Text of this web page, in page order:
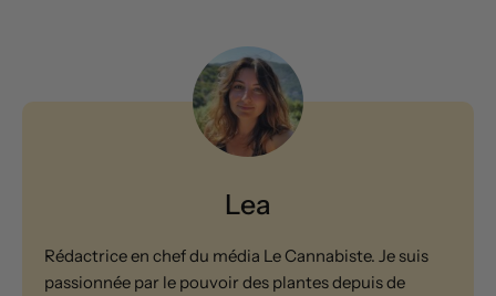
Lea
Rédactrice en chef du média Le Cannabiste. Je suis
passionnée par le pouvoir des plantes depuis de